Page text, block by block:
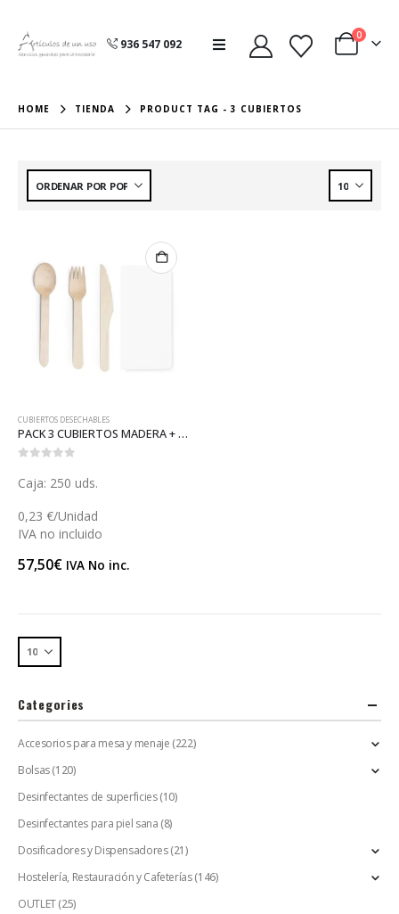
936 547 092
0
HOME TIENDA PRODUCT TAG -3 CUBIERTOS
CUBIERTOS DESECHABLES
PACK 3 CUBIERTOS MADERA + SERVILLETA (V064M)
Caja: 250 uds.
0,23 €/Unidad
IVA no incluido
57,50€ IVA No inc.
Categories
Accesorios para mesa y menaje (222)
Bolsas(120)
Desinfectantes de superficies (10)
Desinfectantes para piel sana (8)
Dosificadores y Dispensadores (21)
Hostelería, Restauración y Cafeterías(146)
OUTLET(25)